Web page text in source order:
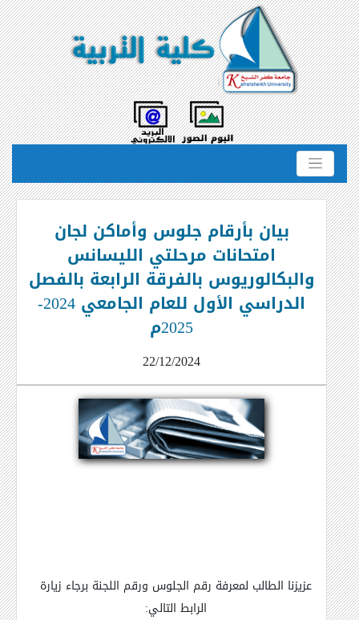
بيان بأرقام جلوس وأماكن لجان
امتحانات مرحلتي الليسانس
والبكالوريوس بالفرقة الرابعة بالفصل
الدراسي الأول للعام الجامعي 2024-
2025م
22/12/2024
عزيزنا الطالب لمعرفة رقم الجلوس ورقم اللجنة برجاء زيارة
الرابط التالي: